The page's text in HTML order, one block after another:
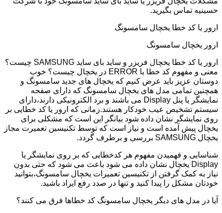
حسینیه تماس بگیرید.
ارور یا کد خطا یخچال سامسونگ
ارور یخچال سامسونگ
ارور یا کد خطا یخچال فریزر و ساید بای ساید SAMSUNG چیست؟
معنی و مفهوم کد خطا یا ERROR در یخچال چیست؟ خوب
دوستان عزیز باید عرض کنیم که یخچال های جدید سامسونگ و
همچنین تمامی مدل های یخچال سامسونگ که دارای صفحه
نمایشگر یا پنل Display می باشند و برد الکترونیکی دارند،دارای
سیستم تشخیص عیب خودکار هستند.زمانی که ارور یا کد خطایی بر
روی نمایشگر نشان داده شود بیانگر این است که مشکلی برای
یخچال پیش آمده است و نیاز است که توسط تکنیسین تعمیرت مجاز
یخچال SAMSUNG بررسی و برطرف گردد.
شناسایی و فهمیدن مفهوم هر کدخطایی که بر روی نمایشگر یا
Display یخچال نشان داده می شود باعث می شود که حتی بدون
نیاز به کمک گرفتن از تکنیسین تعمیرات یخچال سامسونگ،بتوانید
خودتان مشکل را پیدا کنید و تنها در صدد رفع ایراد باشید.
آیا در مدل های دیگر یخچال سامسونگ کد خطاها فرق می کنند؟